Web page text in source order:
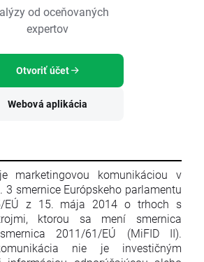
od oceňovaných
expertov
Otvoriť účet
Webová aplikácia
marketingovou komunikáciou v
3 smernice Európskeho parlamentu
EÚ z 15. mája 2014 o trhoch s
ktorou sa mení smernica
2011/61/EÚ (MiFID II).
nie je investičným